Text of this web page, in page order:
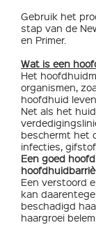
Gebruik het
stap van de
en Primer.
Wat is een
Het
organismen,
hoofdhuid leven.
Net als het
beschermt het
infecties,
Een goed
Een verstoord
kan
beschadigd
haargroei